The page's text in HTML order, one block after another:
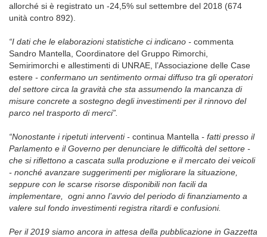
allorché si è registrato un -24,5% sul settembre del 2018 (674
unità contro 892).
“I dati che le elaborazioni statistiche ci indicano - commenta
Sandro Mantella, Coordinatore del Gruppo Rimorchi,
Semirimorchi e allestimenti di UNRAE, l’Associazione delle Case
estere - confermano un sentimento ormai diffuso tra gli operatori
del settore circa la gravità che sta assumendo la mancanza di
misure concrete a sostegno degli investimenti per il rinnovo del
parco nel trasporto di merci”.
“Nonostante i ripetuti interventi - continua Mantella - fatti presso il
Parlamento e il Governo per denunciare le difficoltà del settore -
che si riflettono a cascata sulla produzione e il mercato dei veicoli
- nonché avanzare suggerimenti per migliorare la situazione,
seppure con le scarse risorse disponibili non facili da
implementare, ogni anno l’avvio del periodo di finanziamento a
valere sul fondo investimenti registra ritardi e confusioni.
Per il 2019 siamo ancora in attesa della pubblicazione in Gazzetta